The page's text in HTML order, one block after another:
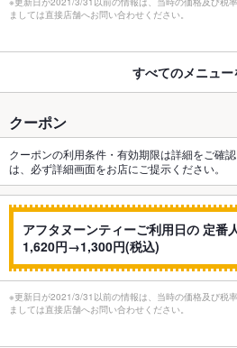
ましては直接店舗へお問い合わせください。
すべてのメニュー
クーポン
クーポンの利用条件・有効期限は詳細をご確
は、必ず詳細画面をお店にご提示ください。
アフタヌーンティーご利用日の 定番
1,620円→1,300円(税込)
※更新日が2021/3/31以前の情報は、当時の価格及び税
ましては直接店舗へお問い合わせください。